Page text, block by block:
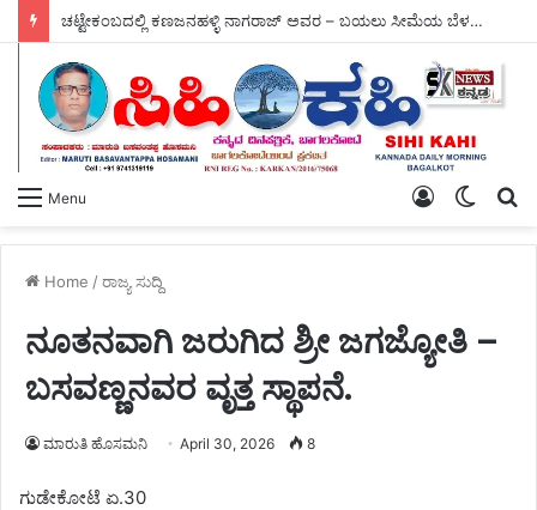
ಚಟ್ಟೇಕಂಬದಲ್ಲಿ ಕಣಜನಹಳ್ಳಿ ನಾಗರಾಜ್ ಅವರ – ಬಯಲು ಸೀಮೆಯ ಬೆಳಗು ಗ್ರಂಥ ಬಿಡುಗಡೆ.
Menu
Switch
Log
Home /ರಾಜ್ಯ ಸುದ್ದಿ
ನೂತನವಾಗಿ ಜರುಗಿದ ಶ್ರೀ ಜಗಜ್ಯೋತಿ –
ಬಸವಣ್ಣನವರ ವೃತ್ತ ಸ್ಥಾಪನೆ.
ಮಾರುತಿ ಹೊಸಮನಿ April 30, 2026 8
ಗುಡೇಕೋಟೆ ಏ.30